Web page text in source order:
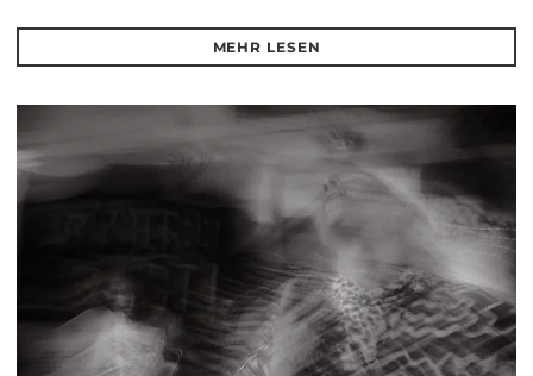
MEHR LESEN